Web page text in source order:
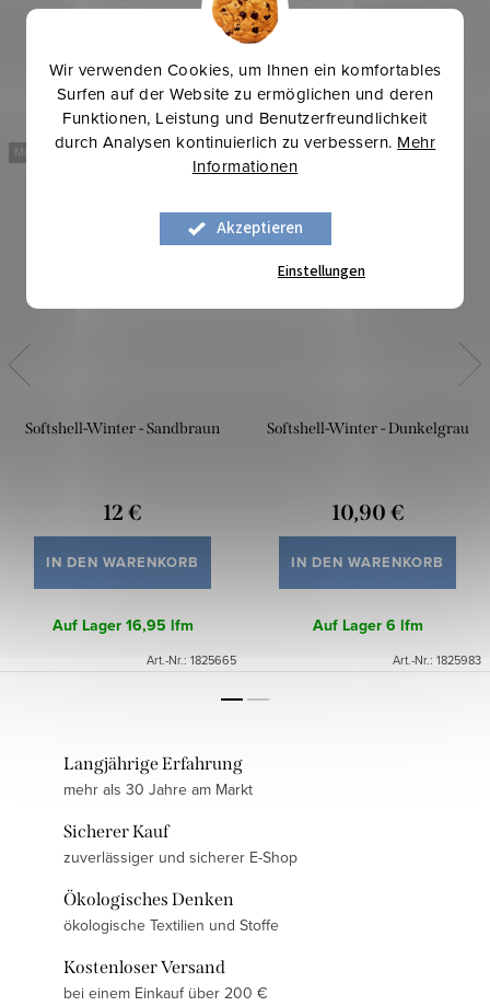
Wir verwenden Cookies, um Ihnen ein komfortables
Surfen auf der Website zu ermöglichen und deren
Funktionen, Leistung und Benutzerfreundlichkeit
durch Analysen kontinuierlich zu verbessern. Mehr
Informationen
Akzeptieren
Einstellungen
Mehr für weniger
Softshell-Winter - Sandbraun
12 €
IN DEN WARENKORB
Auf Lager 16,95 lfm
Art.-Nr.: 1825665
Mehr für weniger
Softshell-Winter - Dunkelgrau
10,90 €
IN DEN WARENKORB
Auf Lager 6 lfm
Art.-Nr.: 1825983
Langjährige Erfahrung
mehr als 30 Jahre am Markt
Sicherer Kauf
zuverlässiger und sicherer E-Shop
Ökologisches Denken
ökologische Textilien und Stoffe
Kostenloser Versand
bei einem Einkauf über 200 €